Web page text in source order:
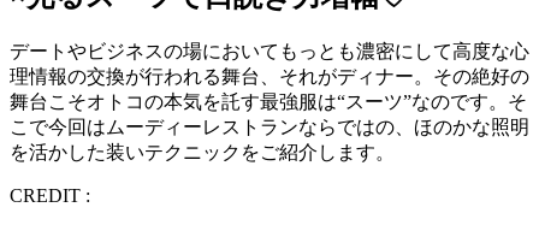
デートやビジネスの場においてもっとも濃密にして高度な心
理情報の交換が行われる舞台、それがディナー。その絶好の
舞台こそオトコの本気を託す最強服は“スーツ”なのです。そ
こで今回はムーディーレストランならではの、ほのかな照明
を活かした装いテクニックをご紹介します。
CREDIT :